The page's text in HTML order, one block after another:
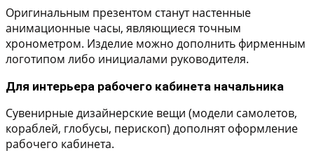
Оригинальным презентом станут настенные
анимационные часы, являющиеся точным
хронометром. Изделие можно дополнить фирменным
логотипом либо инициалами руководителя.
Для интерьера рабочего кабинета начальника
Сувенирные дизайнерские вещи (модели самолетов,
кораблей, глобусы, перископ) дополнят оформление
рабочего кабинета.